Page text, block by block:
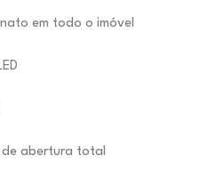
em todo o imóvel
de abertura total